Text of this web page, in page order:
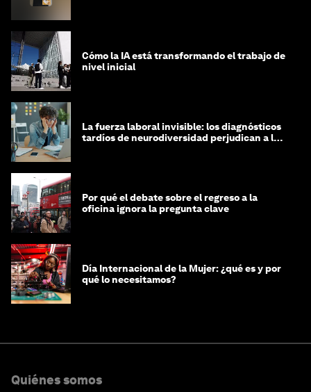
Cómo la IA está transformando el trabajo de
nivel inicial
La fuerza laboral invisible: los diagnósticos
tardíos de neurodiversidad perjudican a las
Por qué el debate sobre el regreso a la
oficina ignora la pregunta clave
Día Internacional de la Mujer: ¿qué es y por
qué lo necesitamos?
Quiénes somos